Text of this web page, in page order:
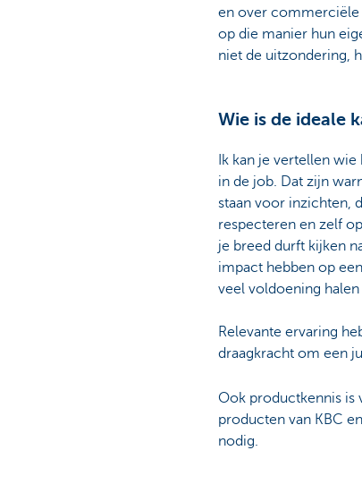
en over commerciële
op die manier hun
niet de uitzondering,
Wie is de ideale
Ik kan je vertellen
in de job. Dat zijn
staan voor inzichten,
respecteren en zelf
je breed durft kijken
impact hebben op
veel voldoening
Relevante ervaring
draagkracht om een
Ook productkennis is
producten van KBC
nodig.